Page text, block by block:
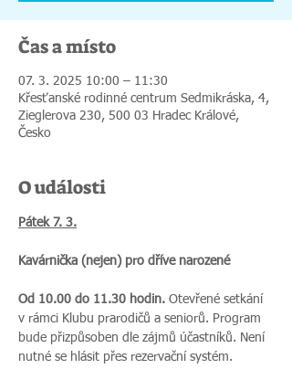
Čas a místo
07. 3. 2025 10:00 – 11:30
Křesťanské rodinné centrum Sedmikráska, 4,
Zieglerova 230, 500 03 Hradec Králové,
Česko
O události
Pátek 7. 3.
Kavárnička (nejen) pro dříve narozené
Od 10.00 do 11.30 hodin. Otevřené setkání
v rámci Klubu prarodičů a seniorů. Program
bude přizpůsoben dle zájmů účastníků. Není
nutné se hlásit přes rezervační systém.